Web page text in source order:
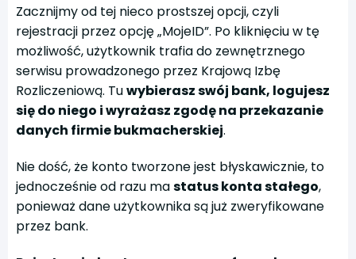
Zacznijmy od tej nieco prostszej opcji, czyli
rejestracji przez opcję „MojeID”. Po kliknięciu w tę
możliwość, użytkownik trafia do zewnętrznego
serwisu prowadzonego przez Krajową Izbę
Rozliczeniową. Tuwybierasz swój bank, logujesz
się do niego i wyrażasz zgodę na przekazanie
danych firmie bukmacherskiej.
Nie dość, że konto tworzone jest błyskawicznie, to
jednocześnie od razu mastatus konta stałego,
ponieważ dane użytkownika są już zweryfikowane
przez bank.